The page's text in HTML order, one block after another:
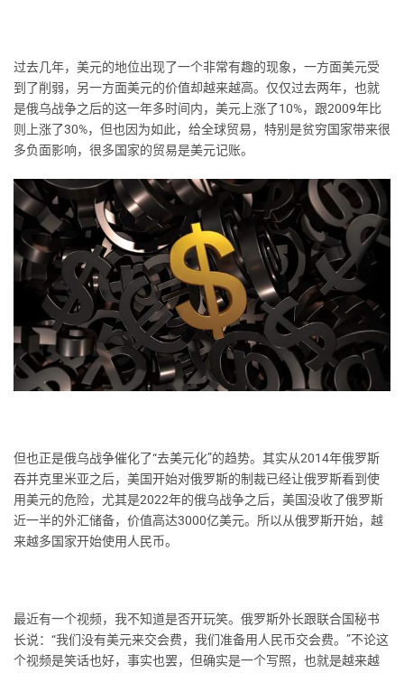
过去几年，美元的地位出现了一个非常有趣的现象，一方面美元受
到了削弱，另一方面美元的价值却越来越高。仅仅过去两年，也就
是俄乌战争之后的这一年多时间内，美元上涨了10%，跟2009年比
则上涨了30%，但也因为如此，给全球贸易，特别是贫穷国家带来很
多负面影响，很多国家的贸易是美元记账。
但也正是俄乌战争催化了“去美元化”的趋势。其实从2014年俄罗斯
吞并克里米亚之后，美国开始对俄罗斯的制裁已经让俄罗斯看到使
用美元的危险，尤其是2022年的俄乌战争之后，美国没收了俄罗斯
近一半的外汇储备，价值高达3000亿美元。所以从俄罗斯开始，越
来越多国家开始使用人民币。
最近有一个视频，我不知道是否开玩笑。俄罗斯外长跟联合国秘书
长说：“我们没有美元来交会费，我们准备用人民币交会费。”不论这
个视频是笑话也好，事实也罢，但确实是一个写照，也就是越来越